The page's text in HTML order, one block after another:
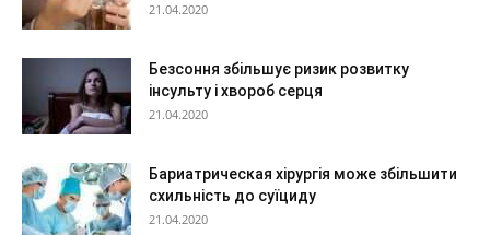
21.04.2020
Безсоння збільшує ризик розвитку
інсульту і хвороб серця
21.04.2020
Бариатрическая хірургія може збільшити
схильність до суїциду
21.04.2020